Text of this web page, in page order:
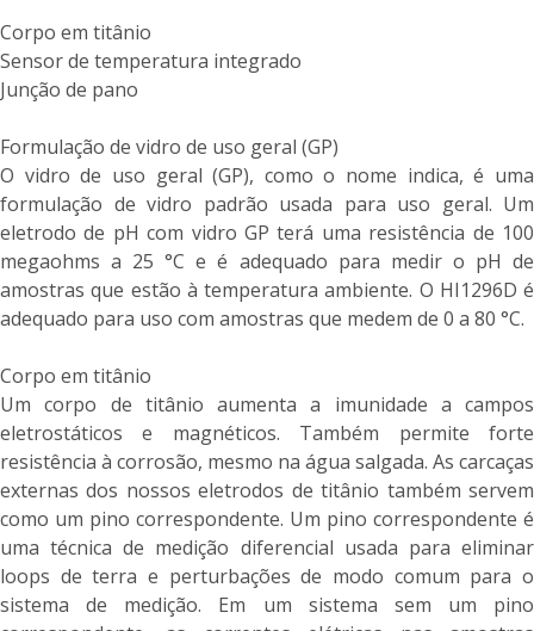
Corpo em titânio
Sensor de temperatura integrado
Junção de pano
Formulação de vidro de uso geral (GP)
O vidro de uso geral (GP), como o nome indica, é uma
formulação de vidro padrão usada para uso geral. Um
eletrodo de pH com vidro GP terá uma resistência de 100
megaohms a 25 °C e é adequado para medir o pH de
amostras que estão à temperatura ambiente. O HI1296D é
adequado para uso com amostras que medem de 0 a 80 °C.
Corpo em titânio
Um corpo de titânio aumenta a imunidade a campos
eletrostáticos e magnéticos. Também permite forte
resistência à corrosão, mesmo na água salgada. As carcaças
externas dos nossos eletrodos de titânio também servem
como um pino correspondente. Um pino correspondente é
uma técnica de medição diferencial usada para eliminar
loops de terra e perturbações de modo comum para o
sistema de medição. Em um sistema sem um pino